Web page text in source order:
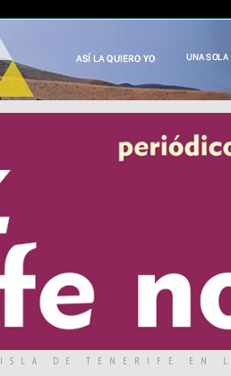
DE TENERIFE EN